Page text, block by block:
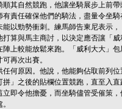
其自然競跑，他讓坐騎展步上前
責任確保他們的騎法，盡量令坐
以勁勢衝刺。練馬師告東尼表示，
算與馬主商討，以決定應否讓「
上較能放鬆來跑。「威利大大」
再次出賽。
何原因。他說，他能夠佔取前列
」之後的貼欄位置競跑，直至入
即令他擔憂，而坐騎儘管受催策